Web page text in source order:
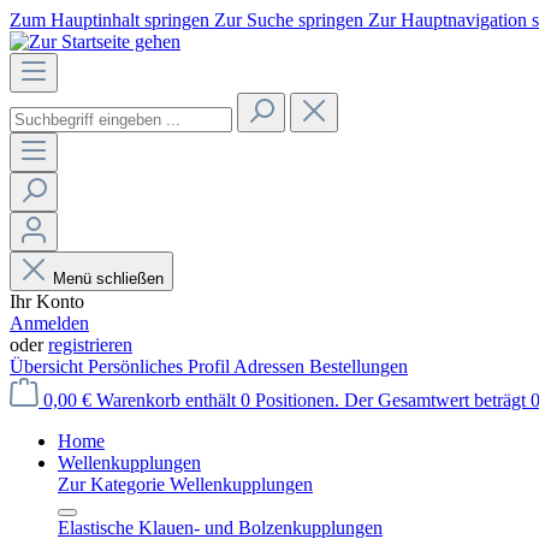
Zum Hauptinhalt springen Zur Suche springen Zur Hauptnavigation
Menü schließen
Ihr Konto
Anmelden
oderregistrieren
Übersicht Persönliches Profil Adressen Bestellungen
0,00 € Warenkorb enthält 0 Positionen. Der Gesamtwert beträgt
Home
Wellenkupplungen
Zur Kategorie Wellenkupplungen
Elastische Klauen- und Bolzenkupplungen